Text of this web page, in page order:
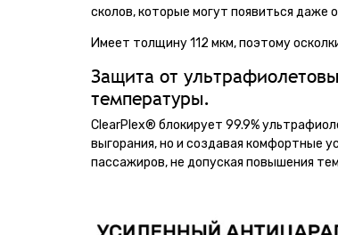
сколов, которые могут появиться даже
Имеет толщину 112 мкм, поэтому
Защита от
температуры.
ClearPlex® блокирует 99.9%
выгорания, но и создавая комфортные
пассажиров, не допуская повышения